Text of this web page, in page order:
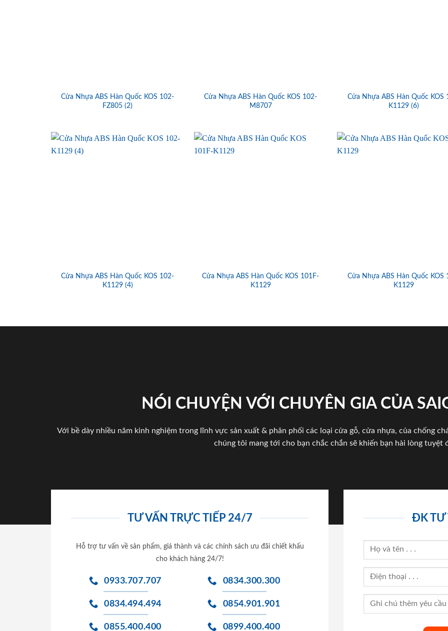
Cửa Nhựa ABS Hàn Quốc KOS 102-
FZ805 (2)
Cửa Nhựa ABS Hàn Quốc KOS 102-
M8707
Cửa Nhựa ABS Hàn Quốc KOS
K1129 (6)
Cửa Nhựa ABS Hàn Quốc KOS 102-
K1129 (4)
Cửa Nhựa ABS Hàn Quốc KOS 101F-
K1129
Cửa Nhựa ABS Hàn Quốc KOS
K1129
NÓI CHUYỆN VỚI CHUYÊN GIA CỦA
Với bề dày nhiều năm kinh nghiệm trong lĩnh vực sản xuất & phân phối các loại cửa gỗ, cửa nhựa, của chống
chúng tôi mang tới cho bạn chắc chắn sẽ khiến bạn hài lòng tuyệt
TƯ VẤN TRỰC TIẾP 24/7
Hỗ trợ tư vấn về sản phẩm, giá thành và các chính sách ưu đãi chiết khấu
cho khách hàng 24/7!
0933.707.707
0834.494.494
0855.400.400
0834.300.300
0854.901.901
0899.400.400
ĐK TƯ